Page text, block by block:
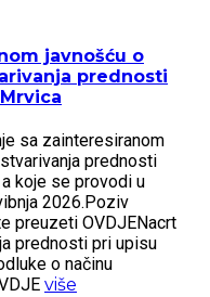
javnošću o
prednosti
sa zainteresiranom
prednosti
koje se provodi u
2026.Poziv
preuzeti OVDJENacrt
prednosti pri upisu
o načinu
više